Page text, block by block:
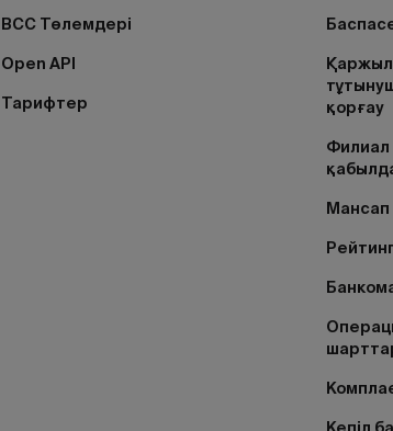
BCC Төлемдері
Open API
Тарифтер
қорғау
Мансап